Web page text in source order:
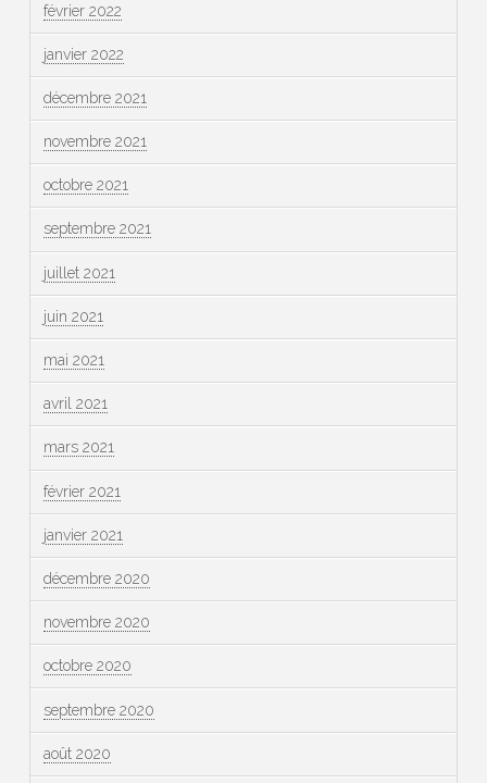
février 2022
janvier 2022
décembre 2021
novembre 2021
octobre 2021
septembre 2021
juillet 2021
juin 2021
mai 2021
avril 2021
mars 2021
février 2021
janvier 2021
décembre 2020
novembre 2020
octobre 2020
septembre 2020
août 2020